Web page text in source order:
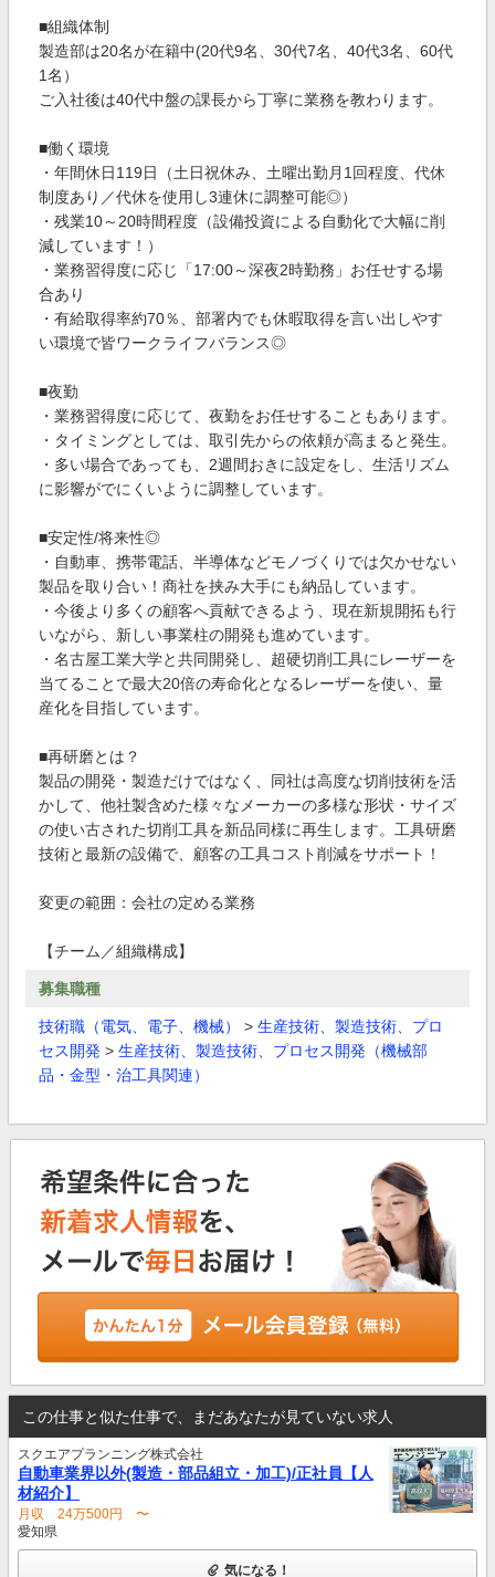
■組織体制
製造部は20名が在籍中(20代9名、30代7名、40代3名、60代
1名）
ご入社後は40代中盤の課長から丁寧に業務を教わります。
■働く環境
・年間休日119日（土日祝休み、土曜出勤月1回程度、代休
制度あり／代休を使用し3連休に調整可能◎）
・残業10～20時間程度（設備投資による自動化で大幅に削
減しています！）
・業務習得度に応じ「17:00～深夜2時勤務」お任せする場
合あり
・有給取得率約70％、部署内でも休暇取得を言い出しやす
い環境で皆ワークライフバランス◎
■夜勤
・業務習得度に応じて、夜勤をお任せすることもあります。
・タイミングとしては、取引先からの依頼が高まると発生。
・多い場合であっても、2週間おきに設定をし、生活リズム
に影響がでにくいように調整しています。
■安定性/将来性◎
・自動車、携帯電話、半導体などモノづくりでは欠かせない
製品を取り合い！商社を挟み大手にも納品しています。
・今後より多くの顧客へ貢献できるよう、現在新規開拓も行
いながら、新しい事業柱の開発も進めています。
・名古屋工業大学と共同開発し、超硬切削工具にレーザーを
当てることで最大20倍の寿命化となるレーザーを使い、量
産化を目指しています。
■再研磨とは？
製品の開発・製造だけではなく、同社は高度な切削技術を活
かして、他社製含めた様々なメーカーの多様な形状・サイズ
の使い古された切削工具を新品同様に再生します。工具研磨
技術と最新の設備で、顧客の工具コスト削減をサポート！
変更の範囲：会社の定める業務
【チーム／組織構成】
募集職種
技術職（電気、電子、機械） > 生産技術、製造技術、プロ
セス開発 > 生産技術、製造技術、プロセス開発（機械部
品・金型・治工具関連）
この仕事と似た仕事で、まだあなたが見ていない求人
スクエアプランニング株式会社
自動車業界以外(製造・部品組立・加工)/正社員【人
材紹介】
月収 24万500円 〜
愛知県
気になる！